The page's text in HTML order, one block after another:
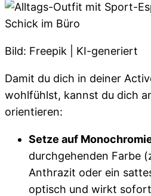
Schick im Büro
Bild: Freepik | KI-generiert
Damit du dich in deiner
wohlfühlst, kannst du dich
orientieren:
Setze auf
durchgehenden Farbe
Anthrazit oder ein
optisch und wirkt